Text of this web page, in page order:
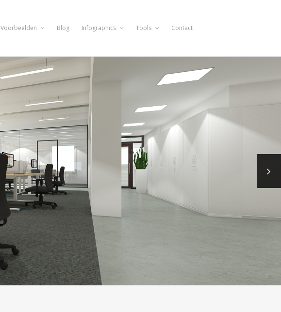
Voorbeelden Blog Infographics Tools Contact